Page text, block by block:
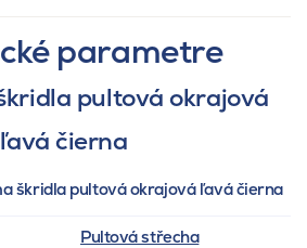
parametre
pultová okrajová
ľavá čierna
škridla pultová okrajová ľavá čierna
Pultová střecha